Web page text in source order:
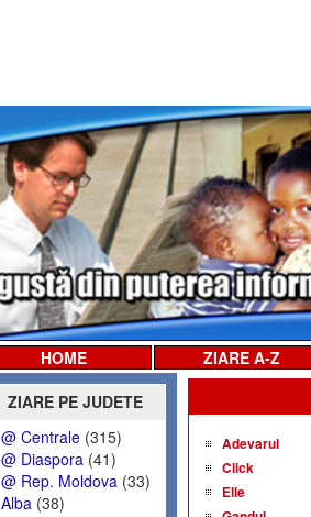
HOME ZIARE A-Z
ZIARE PE JUDETE
@ Centrale (315)
@ Diaspora (41)
@ Rep. Moldova (33)
Alba (38)
Adevarul
Click
Elle